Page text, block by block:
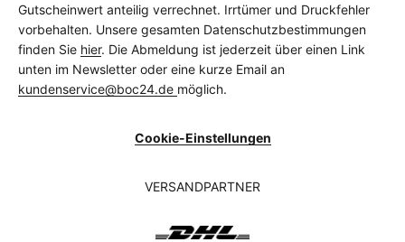
Gutscheinwert anteilig verrechnet. Irrtümer und Druckfehler
vorbehalten. Unsere gesamten Datenschutzbestimmungen
finden Sie hier. Die Abmeldung ist jederzeit über einen Link
unten im Newsletter oder eine kurze Email an
kundenservice@boc24.de möglich.
Cookie-Einstellungen
VERSANDPARTNER